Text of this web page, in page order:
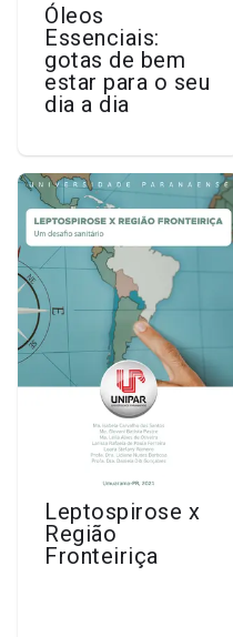
Óleos
Essenciais:
gotas de bem
estar para o seu
dia a dia
Leptospirose x
Região
Fronteiriça